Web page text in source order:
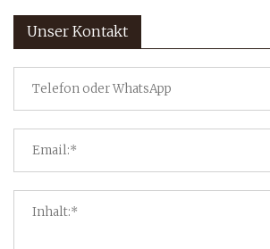
Unser Kontakt